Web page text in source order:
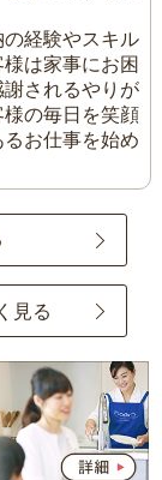
経験やスキル
は家事にお困
されるやりが
の毎日を笑顔
お仕事を始め
見る